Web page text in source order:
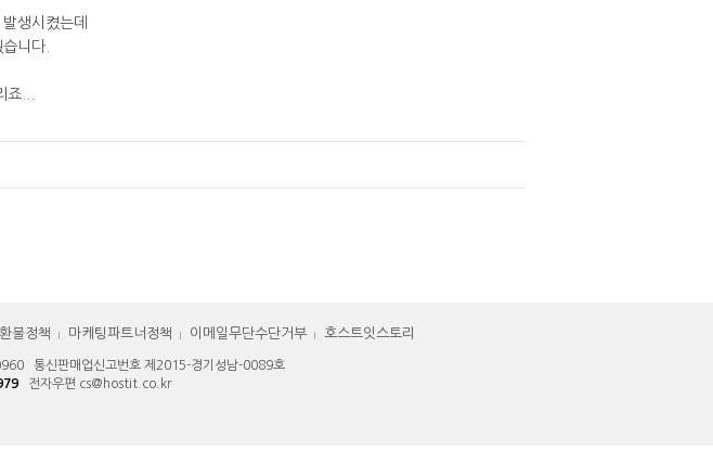
생시켰는데
니다.
...
불정책 마케팅파트너정책 이메일무단수단거부 호스트잇스토리
통신판매업신고번호 제2015-경기성남-0089호
전자우편 cs@hostit.co.kr